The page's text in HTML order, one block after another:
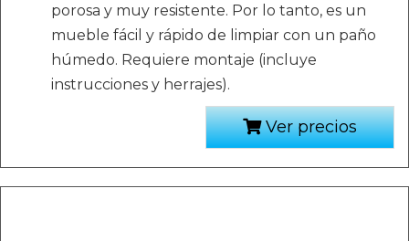
porosa y muy resistente. Por lo tanto, es un
mueble fácil y rápido de limpiar con un paño
húmedo. Requiere montaje (incluye
instrucciones y herrajes).
Ver precios